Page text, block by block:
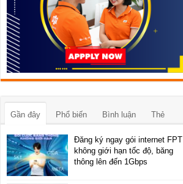
Gần đây Phổ biến Bình luận Thẻ
Đăng ký ngay gói internet FPT
không giới hạn tốc độ, băng
thông lên đến 1Gbps